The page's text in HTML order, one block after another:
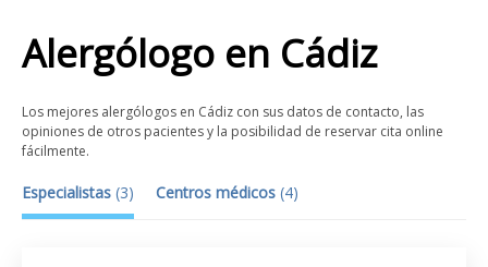
Alergólogo en Cádiz
Los mejores alergólogos en Cádiz con sus datos de contacto, las
opiniones de otros pacientes y la posibilidad de reservar cita online
fácilmente.
Especialistas (3) Centros médicos (4)